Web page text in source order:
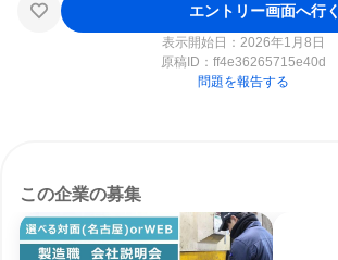
エントリー画面へ行く
表示開始日：2026年1月8日
原稿ID： ff4e36265715e40d
問題を報告する
この企業の募集